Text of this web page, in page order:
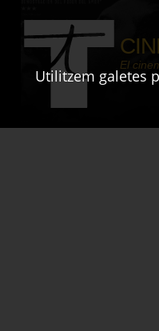
El
Utilitzem galetes